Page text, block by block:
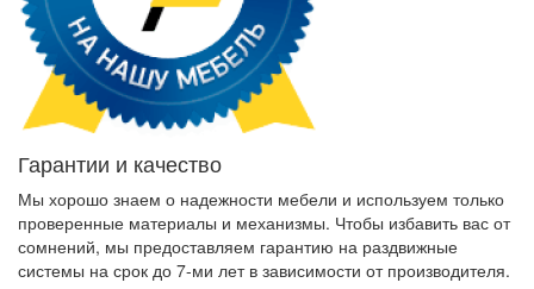
Гарантии и качество
Мы хорошо знаем о надежности мебели и используем только
проверенные материалы и механизмы. Чтобы избавить вас от
сомнений, мы предоставляем гарантию на раздвижные
системы на срок до 7-ми лет в зависимости от производителя.